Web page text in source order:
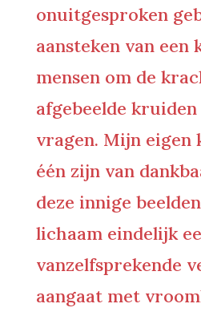
onuitgesproken
aansteken van een
mensen om de
afgebeelde
vragen. Mijn eigen
één zijn van
deze innige
lichaam eindelijk
vanzelfsprekende
aangaat met